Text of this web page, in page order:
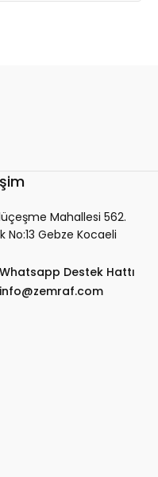
Mahallesi 562.
No:13 Gebze Kocaeli
Whatsapp Destek Hattı
info@zemraf.com